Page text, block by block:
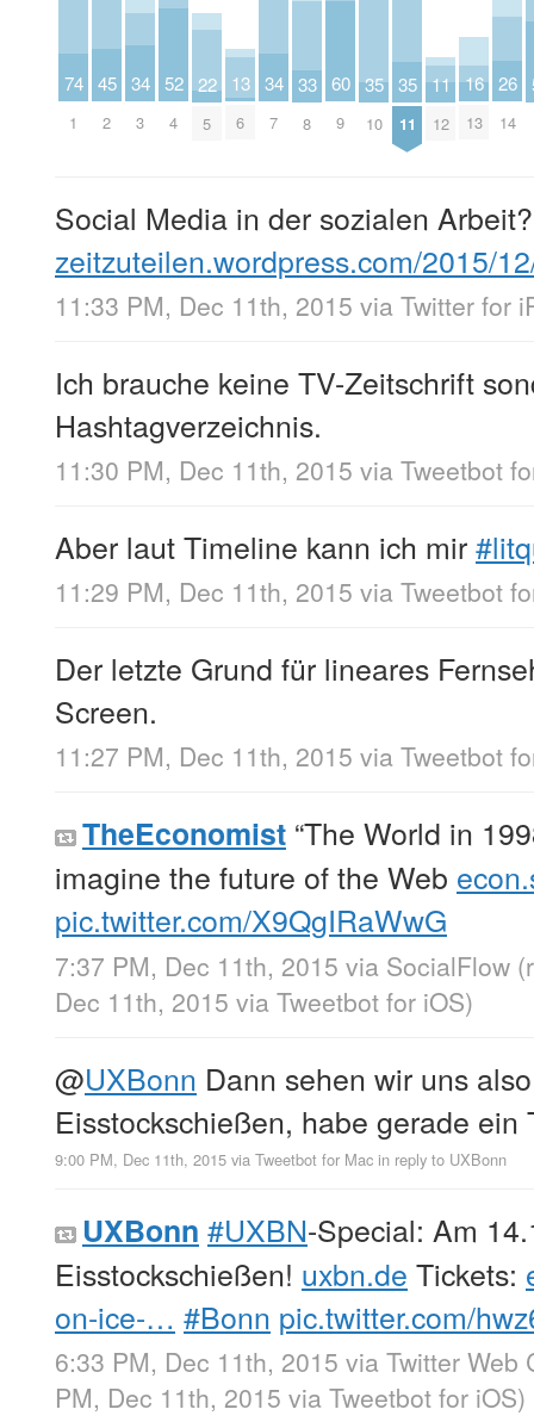
74
1
45
2
34
3
52
4
22
5
13
6
34
7
33
8
60
9
35
10
35
11
11
12
16
13
26
14
Social Media in der sozialen Arbeit?
zeitzuteilen.wordpress.com/2015/
11:33 PM, Dec 11th, 2015 via Twitter for
Ich brauche keine TV-Zeitschrift
Hashtagverzeichnis.
11:30 PM, Dec 11th, 2015 via Tweetbot
Aber laut Timeline kann ich mir
11:29 PM, Dec 11th, 2015 via Tweetbot
Der letzte Grund für lineares
Screen.
11:27 PM, Dec 11th, 2015 via Tweetbot
TheEconomist “The World in
imagine the future of the Web
pic.twitter.com/X9QgIRaWwG
7:37 PM, Dec 11th, 2015 via SocialFlow
Dec 11th, 2015 via Tweetbot for iΟS)
@UXBonn Dann sehen wir uns
Eisstockschießen, habe gerade ein
9:00 PM, Dec 11th, 2015 via Tweetbot for Mac in reply to UXBonn
UXBonn #UXBN-Special: Am
Eisstockschießen! uxbn.de Tickets:
on-ice-… #Bonn pic.twitter.com/
6:33 PM, Dec 11th, 2015 via Twitter Web
PM, Dec 11th, 2015 via Tweetbot for iΟS)